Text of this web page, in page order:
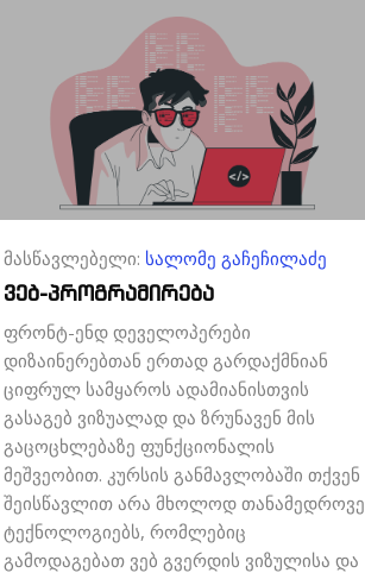
მასწავლებელი: სალომე გაჩეჩილაძე
ვებ-პროგრამირება
ფრონტ-ენდ დეველოპერები
დიზაინერებთან ერთად გარდაქმნიან
ციფრულ სამყაროს ადამიანისთვის
გასაგებ ვიზუალად და ზრუნავენ მის
გაცოცხლებაზე ფუნქციონალის
მეშვეობით. კურსის განმავლობაში თქვენ
შეისწავლით არა მხოლოდ თანამედროვე
ტექნოლოგიებს, რომლებიც
გამოდაგებათ ვებ გვერდის ვიზულისა და